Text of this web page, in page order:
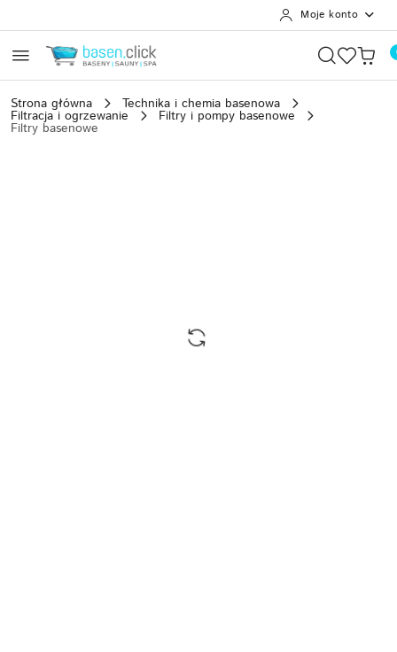
Moje konto
Strona główna Technika i chemia basenowa
Filtracja i ogrzewanie Filtry i pompy basenowe
Filtry basenowe